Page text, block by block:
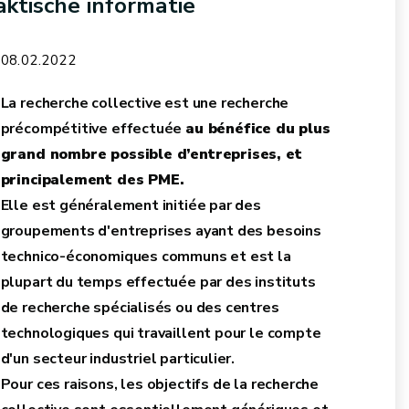
08.02.2022
La recherche collective est une recherche
précompétitive effectuée au bénéfice du plus
grand nombre possible d’entreprises, et
principalement des PME.
Elle est généralement initiée par des
groupements d'entreprises ayant des besoins
technico-économiques communs et est la
plupart du temps effectuée par des instituts
de recherche spécialisés ou des centres
technologiques qui travaillent pour le compte
d'un secteur industriel particulier.
Pour ces raisons, les objectifs de la recherche